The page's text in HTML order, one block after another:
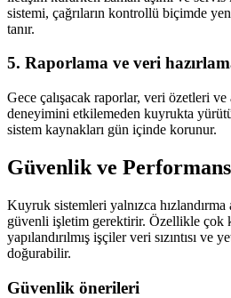
sistemi, çağrıların kontrollü biçimde
tanır.
5. Raporlama ve veri
Gece çalışacak raporlar, veri özetleri ve
deneyimini etkilemeden kuyrukta
sistem kaynakları gün içinde korunur.
Güvenlik ve
Kuyruk sistemleri yalnızca hızlandırma
güvenli işletim gerektirir. Özellikle çok
yapılandırılmış işçiler veri sızıntısı
doğurabilir.
Güvenlik önerileri